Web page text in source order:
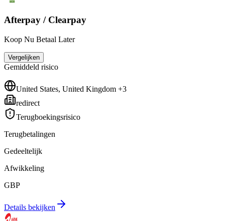
Afterpay / Clearpay
Koop Nu Betaal Later
Vergelijken
Gemiddeld risico
United States, United Kingdom +3
redirect
Terugboekingsrisico
Terugbetalingen
Gedeeltelijk
Afwikkeling
GBP
Details bekijken